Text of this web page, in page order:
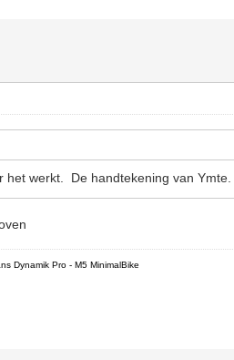
het werkt. De handtekening van
Dynamik Pro - M5 MinimalBike